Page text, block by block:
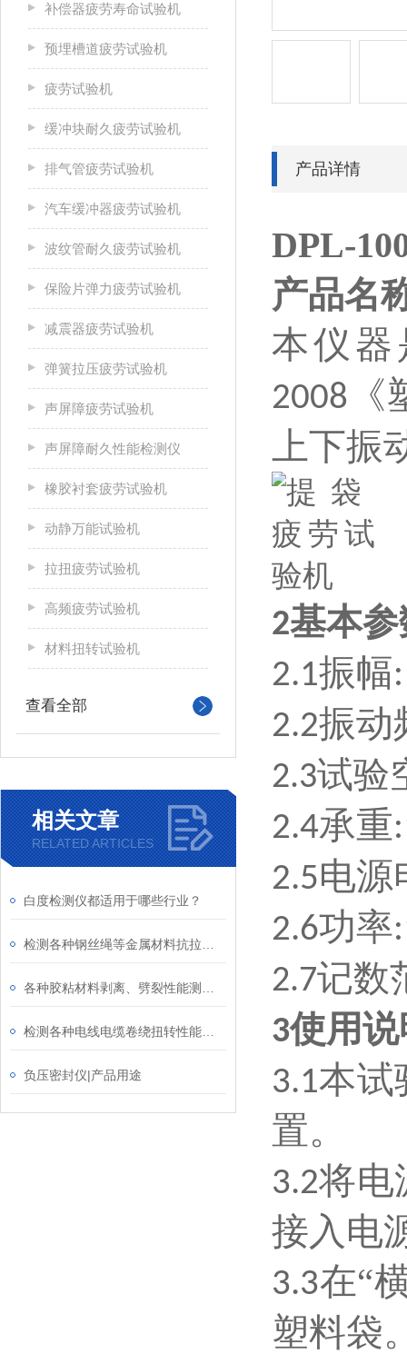
补偿器疲劳寿命试验机
预埋槽道疲劳试验机
疲劳试验机
缓冲块耐久疲劳试验机
排气管疲劳试验机
汽车缓冲器疲劳试验机
波纹管耐久疲劳试验机
保险片弹力疲劳试验机
减震器疲劳试验机
弹簧拉压疲劳试验机
声屏障疲劳试验机
声屏障耐久性能检测仪
橡胶衬套疲劳试验机
动静万能试验机
拉扭疲劳试验机
高频疲劳试验机
材料扭转试验机
查看全部
相关文章
RELATED ARTICLES
白度检测仪都适用于哪些行业？
负压密封仪|产品用途
产品详情
DPL-
产品名
本仪
2008
上下振
2基本参
2.1振幅
2.2振动
2.3试验
2.4承重
2.5电源
2.6功率
2.7记数
3使用说
3.1本试
置。
3.2将电
接入电
3.3在“
塑料袋